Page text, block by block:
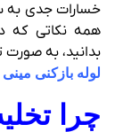
خسارات جدی به
همه نکاتی که
بدانید، به‌
لوله بازکنی
چرا